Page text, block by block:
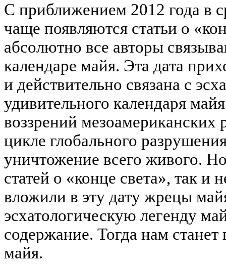
С приближением 2012 года в
чаще появляются статьи о
абсолютно все авторы
календаре майя. Эта дата
и действительно связана с
удивительного календаря
воззрений мезоамериканских
цикле глобального
уничтожение всего живого.
статей о «конце света», так и
вложили в эту дату жрецы
эсхатологическую легенду
содержание. Тогда нам
майя.